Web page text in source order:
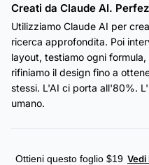
Creati da Claude AI.
Utilizziamo Claude AI per
ricerca approfondita. Poi
layout, testiamo ogni
rifiniamo il design fino a
stessi. L'AI ci porta all'80%.
umano.
Ottieni questo foglio $19 Vedi